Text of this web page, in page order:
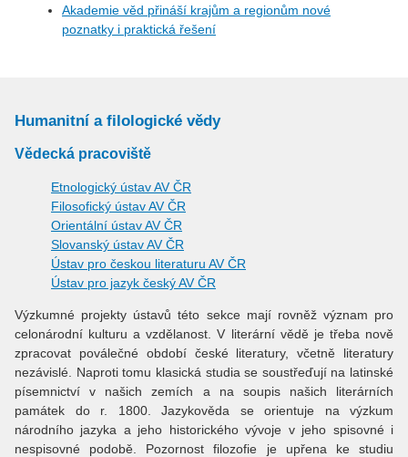
Akademie věd přináší krajům a regionům nové
poznatky i praktická řešení
Humanitní a filologické vědy
Vědecká pracoviště
Etnologický ústav AV ČR
Filosofický ústav AV ČR
Orientální ústav AV ČR
Slovanský ústav AV ČR
Ústav pro českou literaturu AV ČR
Ústav pro jazyk český AV ČR
Výzkumné projekty ústavů této sekce mají rovněž význam pro
celonárodní kulturu a vzdělanost. V literární vědě je třeba nově
zpracovat poválečné období české literatury, včetně literatury
nezávislé. Naproti tomu klasická studia se soustřeďují na latinské
písemnictví v našich zemích a na soupis našich literárních
památek do r. 1800. Jazykověda se orientuje na výzkum
národního jazyka a jeho historického vývoje v jeho spisovné i
nespisovné podobě. Pozornost filozofie je upřena ke studiu